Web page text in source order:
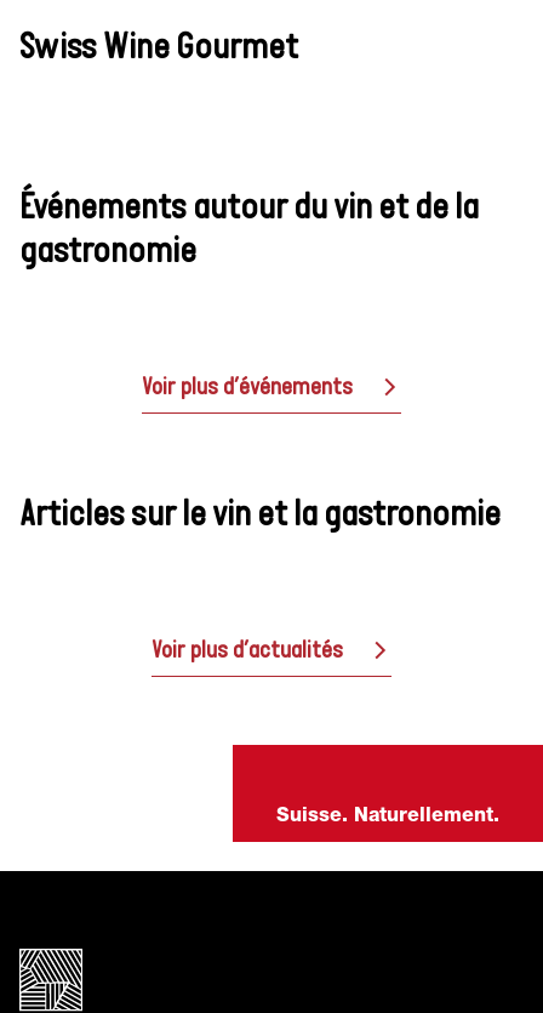
Swiss Wine Gourmet
Événements autour du vin et de la
gastronomie
Voir plus d’événements
Articles sur le vin et la gastronomie
Voir plus d’actualités
Suisse. Naturellement.